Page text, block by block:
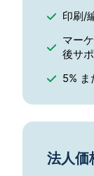
印刷/
マー
後サ
5%
法人価